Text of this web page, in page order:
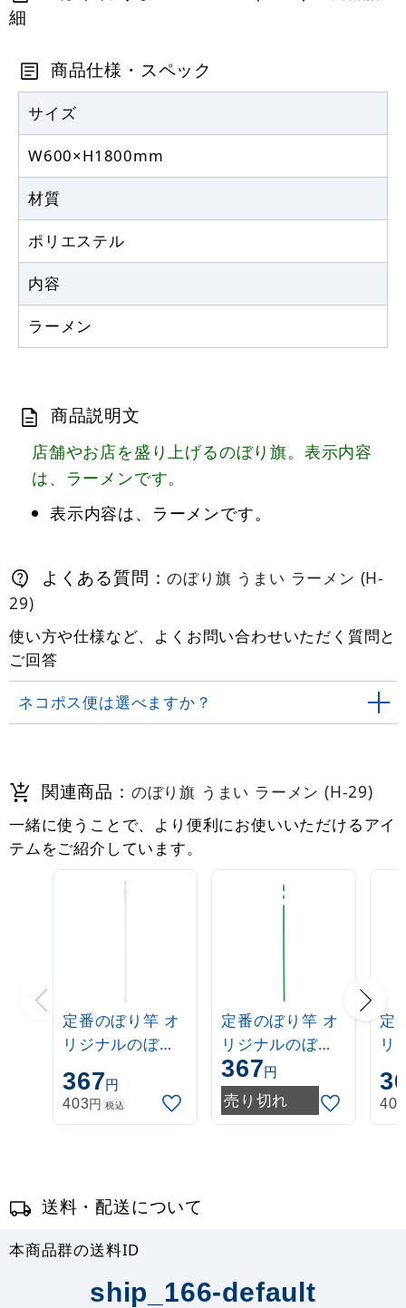
367円 税抜
注水型マルチのぼりスタンド 20L
カゴへ
細
商品仕様・スペック
サイズ
W600×H1800mm
材質
ポリエステル
内容
ラーメン
商品説明文
店舗やお店を盛り上げるのぼり旗。表示内容
は、ラーメンです。
表示内容は、ラーメンです。
よくある質問：のぼり旗 うまい ラーメン (H-
29)
使い方や仕様など、よくお問い合わせいただく質問と
ご回答
ネコポス便は選べますか？
関連商品： のぼり旗 うまい ラーメン (H-29)
一緒に使うことで、より便利にお使いいただけるアイ
テムをご紹介しています。
定番のぼり竿 オ
リジナルのぼり
ポール 1.6～3m
伸縮式 白
(30537***)
367円
403円 税込
定番のぼり竿 オ
リジナルのぼり
ポール 1.6～3m
伸縮式 緑
(30537GRN)
367円
売り切れ
定
リ
ポ
伸
403
送料・配送について
本商品群の送料ID
ship_166-default